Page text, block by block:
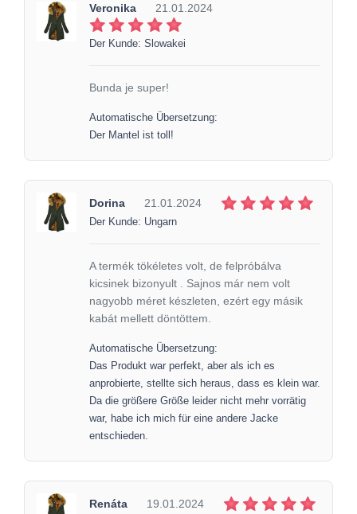
Veronika 21.01.2024
Der Kunde: Slowakei
Bunda je super!
Automatische Übersetzung:
Der Mantel ist toll!
Dorina 21.01.2024
Der Kunde: Ungarn
A termék tökéletes volt, de felpróbálva
kicsinek bizonyult . Sajnos már nem volt
nagyobb méret készleten, ezért egy másik
kabát mellett döntöttem.
Automatische Übersetzung:
Das Produkt war perfekt, aber als ich es
anprobierte, stellte sich heraus, dass es klein war.
Da die größere Größe leider nicht mehr vorrätig
war, habe ich mich für eine andere Jacke
entschieden.
Renáta 19.01.2024